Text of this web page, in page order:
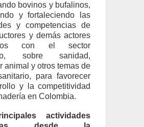
bovinos y bufalinos,
y fortaleciendo las
y competencias de
y demás actores
con el sector
sobre sanidad,
animal y otros temas de
para favorecer
y la competitividad
en Colombia.
actividades